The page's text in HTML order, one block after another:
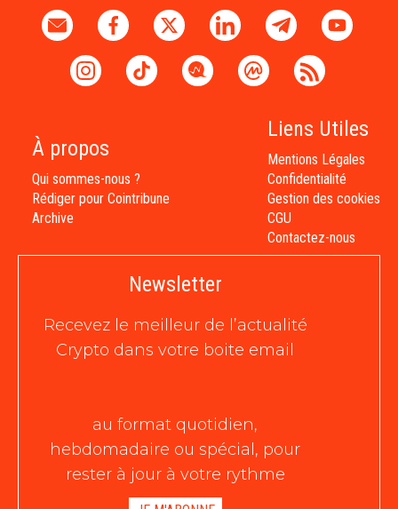
À propos
Qui sommes-nous ?
Rédiger pour Cointribune
Archive
Liens Utiles
Mentions Légales
Confidentialité
Gestion des cookies
CGU
Contactez-nous
Newsletter
Recevez le meilleur de l’actualité
Crypto dans votre boite email
au format quotidien,
hebdomadaire ou spécial, pour
rester à jour à votre rythme